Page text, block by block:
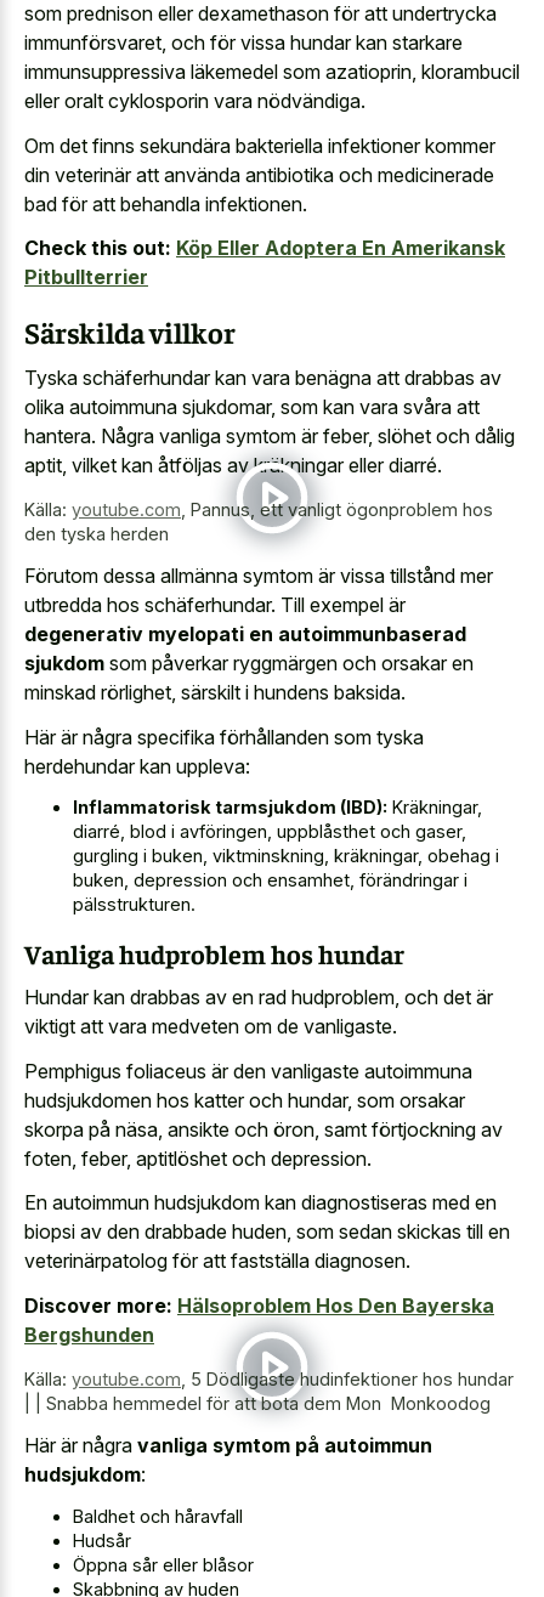
som prednison eller dexamethason för att undertrycka
immunförsvaret, och för vissa hundar kan starkare
immunsuppressiva läkemedel som azatioprin, klorambucil
eller oralt cyklosporin vara nödvändiga.
Om det finns sekundära bakteriella infektioner kommer
din veterinär att använda antibiotika och medicinerade
bad för att behandla infektionen.
Check this out: Köp Eller Adoptera En Amerikansk
Pitbullterrier
Särskilda villkor
Tyska schäferhundar kan vara benägna att drabbas av
olika autoimmuna sjukdomar, som kan vara svåra att
hantera. Några vanliga symtom är feber, slöhet och dålig
aptit, vilket kan åtföljas av kräkningar eller diarré.
Källa: youtube.com Pannus, ett vanligt ögonproblem hos
den tyska herden
Förutom dessa allmänna symtom är vissa tillstånd mer
utbredda hos schäferhundar. Till exempel är
degenerativ myelopati en autoimmunbaserad
sjukdom som påverkar ryggmärgen och orsakar en
minskad rörlighet, särskilt i hundens baksida.
Här är några specifika förhållanden som tyska
herdehundar kan uppleva:
Inflammatorisk tarmsjukdom (IBD): Kräkningar,
diarré, blod i avföringen, uppblåsthet och gaser,
gurgling i buken, viktminskning, kräkningar, obehag i
buken, depression och ensamhet, förändringar i
pälsstrukturen.
Vanliga hudproblem hos hundar
Hundar kan drabbas av en rad hudproblem, och det är
viktigt att vara medveten om de vanligaste.
Pemphigus foliaceus är den vanligaste autoimmuna
hudsjukdomen hos katter och hundar, som orsakar
skorpa på näsa, ansikte och öron, samt förtjockning av
foten, feber, aptitlöshet och depression.
En autoimmun hudsjukdom kan diagnostiseras med en
biopsi av den drabbade huden, som sedan skickas till en
veterinärpatolog för att fastställa diagnosen.
Discover more: Hälsoproblem Hos Den Bayerska
Bergshunden
Källa: youtube.com 5 Dödligaste hudinfektioner hos hundar
| | Snabba hemmedel för att bota dem Mon ️ Monkoodog
Här är några vanliga symtom på autoimmun
hudsjukdom:
Baldhet och håravfall
Hudsår
Öppna sår eller blåsor
Skabbning av huden